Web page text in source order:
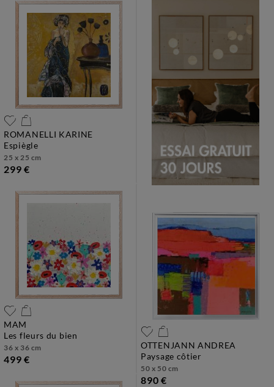
ROMANELLI KARINE
espiègle
25 x 25 cm
299 €
MAM
les fleurs du bien
36 x 36 cm
499 €
OTTENJANN ANDREA
paysage côtier
50 x 50 cm
890 €